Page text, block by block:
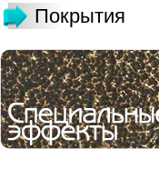
Покрытия